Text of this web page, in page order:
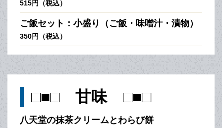
515円（税込）
ご飯セット：小盛り（ご飯・味噌汁・漬物）
350円（税込）
□■□ 甘味 □■□
八天堂の抹茶クリームとわらび餅